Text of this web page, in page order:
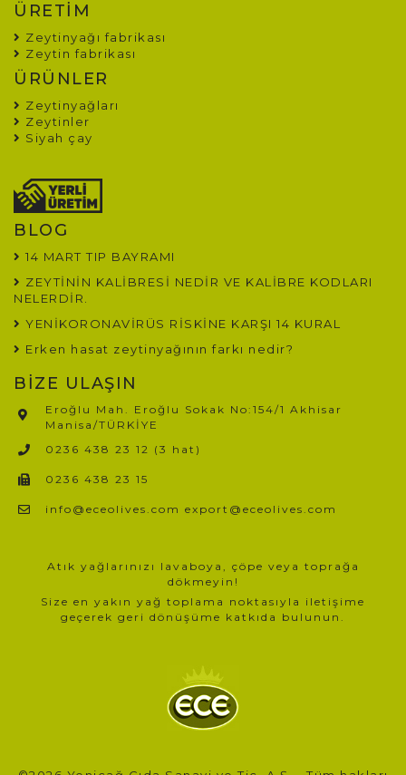
ÜRETİM
Zeytinyağı fabrikası
Zeytin fabrikası
ÜRÜNLER
Zeytinyağları
Zeytinler
Siyah çay
BLOG
14 MART TIP BAYRAMI
ZEYTİNİN KALİBRESİ NEDİR VE KALİBRE KODLARI
NELERDİR.
YENİKORONAVİRÜS RİSKİNE KARŞI 14 KURAL
Erken hasat zeytinyağının farkı nedir?
BİZE ULAŞIN
Eroğlu Mah. Eroğlu Sokak No:154/1 Akhisar
Manisa/TÜRKİYE​
0236 438 23 12 (3 hat)
0236 438 23 15
info@eceolives.com export@eceolives.com
Atık yağlarınızı lavaboya, çöpe veya toprağa
dökmeyin!
Size en yakın yağ toplama noktasıyla iletişime
geçerek geri dönüşüme katkıda bulunun.